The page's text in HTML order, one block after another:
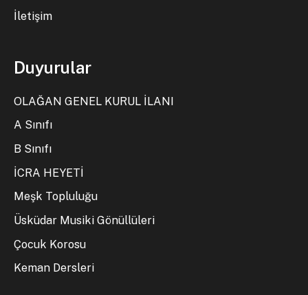
İletişim
Duyurular
OLAĞAN GENEL KURUL İLANI
A Sınıfı
B Sınıfı
İCRA HEYETİ
Meşk Topluluğu
Üsküdar Musiki Gönüllüleri
Çocuk Korosu
Keman Dersleri